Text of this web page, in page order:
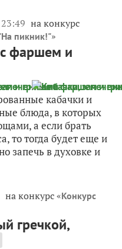
на конкурс
пикник!"»
фаршем и
кабачки и
блюда, в которых
а если брать
то тогда будет еще и
запечь в духовке и
на конкурс «Конкурс
гречкой,